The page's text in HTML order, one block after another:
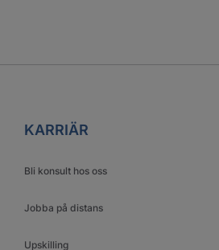
KARRIÄR
Bli konsult hos oss
Jobba på distans
Upskilling